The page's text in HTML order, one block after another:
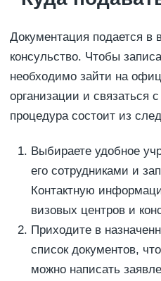
Документация подается в
консульство. Чтобы
необходимо зайти на
организации и связаться
процедура состоит из
Выбираете удобное
его сотрудниками и
Контактную
визовых центров и
Приходите в
список документов,
можно написать